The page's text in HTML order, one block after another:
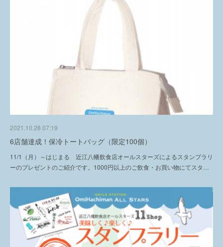
2021.10.28 07:19
6店舗達成！保冷トートバッグ（限定100個）
11/1（月）～はじまる 近江八幡飲食店オールスターズによるスタンプラリ
ーのプレゼントのご紹介です。1000円以上のご飲食・お買い物にてスタ…